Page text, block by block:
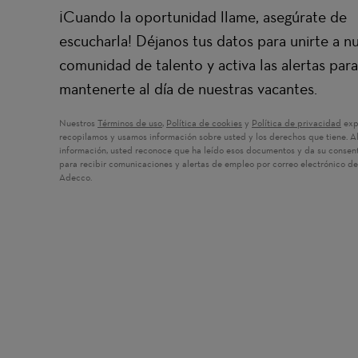
¡Cuando la oportunidad llame, asegúrate de
escucharla! Déjanos tus datos para unirte a
comunidad de talento y activa las alertas para
mantenerte al día de nuestras vacantes.
Nuestros Términos de uso(Se abre en una ventana nueva)
, Política de cookies (Se abre en una ventana
y Política de privacidad
recopilamos y usamos información sobre usted y los derechos que tiene.
información, usted reconoce que ha leído esos documentos y da su
para recibir comunicaciones y alertas de empleo por correo electrónico
Adecco.